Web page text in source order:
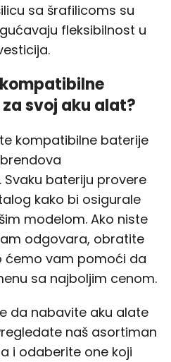
sa šrafilicoms su
fleksibilnost u
svoj aku alat?
kompatibilne baterije
bateriju provere
kako bi osigurale
modelom. Ako niste
odgovara, obratite
ćemo vam pomoći da
sa najboljim cenom.
da nabavite aku alate
naš asortiman
i odaberite one koji